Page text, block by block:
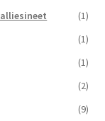
(1)
(1)
(1)
(2)
(9)